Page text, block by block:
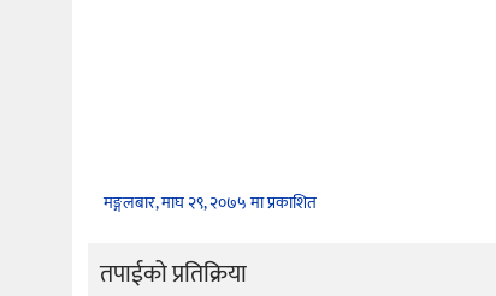
मङ्गलबार, माघ २९, २०७५ मा प्रकाशित
तपाईको प्रतिक्रिया